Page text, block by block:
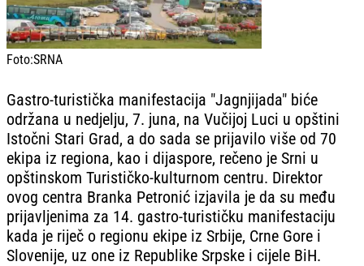
Foto:SRNA
Gastro-turistička manifestacija "Jagnjijada" biće
održana u nedjelju, 7. juna, na Vučijoj Luci u opštini
Istočni Stari Grad, a do sada se prijavilo više od 70
ekipa iz regiona, kao i dijaspore, rečeno je Srni u
opštinskom Turističko-kulturnom centru. Direktor
ovog centra Branka Petronić izjavila je da su među
prijavljenima za 14. gastro-turističku manifestaciju
kada je riječ o regionu ekipe iz Srbije, Crne Gore i
Slovenije, uz one iz Republike Srpske i cijele BiH.